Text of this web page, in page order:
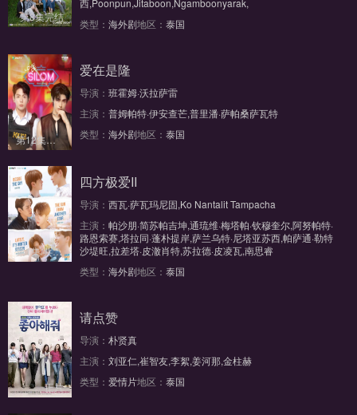
第8集完结
西,Poonpun,Jitaboon,Ngamboonyarak,
类型： 海外剧地区： 泰国
第12集完结
爱在是隆
导演： 班霍姆·沃拉萨雷
主演： 普姆帕特·伊安查芒,普里潘·萨帕桑萨瓦特
类型： 海外剧地区： 泰国
第1集/共10集
四方极爱II
导演： 西瓦·萨瓦玛尼固,Ko Nantalit Tampacha
主演： 帕沙朋·简苏帕吉坤,通琉维·梅塔帕·钦穆奎尔,阿努帕特·
路恩索赛,塔拉同·蓬朴提岸,萨兰乌特·尼塔亚苏西,帕萨通·勒特
沙堤旺,拉差塔·皮澈肖特,苏拉德·皮凌瓦,南思睿
类型： 海外剧地区： 泰国
正片
请点赞
导演： 朴贤真
主演： 刘亚仁,崔智友,李絮,姜河那,金柱赫
类型： 爱情片地区： 泰国